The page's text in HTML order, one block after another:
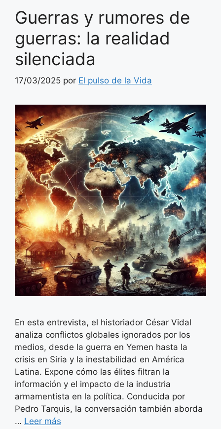
Guerras y rumores de
guerras: la realidad
silenciada
17/03/2025 por El pulso de la Vida
En esta entrevista, el historiador César Vidal
analiza conflictos globales ignorados por los
medios, desde la guerra en Yemen hasta la
crisis en Siria y la inestabilidad en América
Latina. Expone cómo las élites filtran la
información y el impacto de la industria
armamentista en la política. Conducida por
Pedro Tarquis, la conversación también aborda
… Leer más